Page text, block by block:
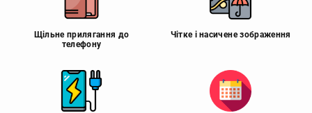
Щільне прилягання до
телефону
Чітке і насичене зображення